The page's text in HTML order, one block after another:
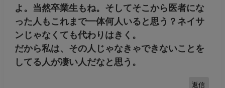
よ。当然卒業生もね。そしてそこから医者にな
った人もこれまで一体何人いると思う？ネイサ
ンじゃなくても代わりはきく。
だから私は、その人じゃなきゃできないことを
してる人が凄い人だなと思う。
返信